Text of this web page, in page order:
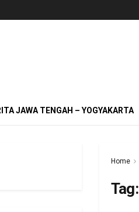
JAWA TENGAH – YOGYAKARTA
Home
Tag: